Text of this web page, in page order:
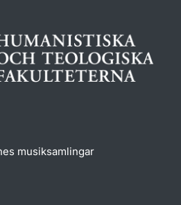
musiksamlingar